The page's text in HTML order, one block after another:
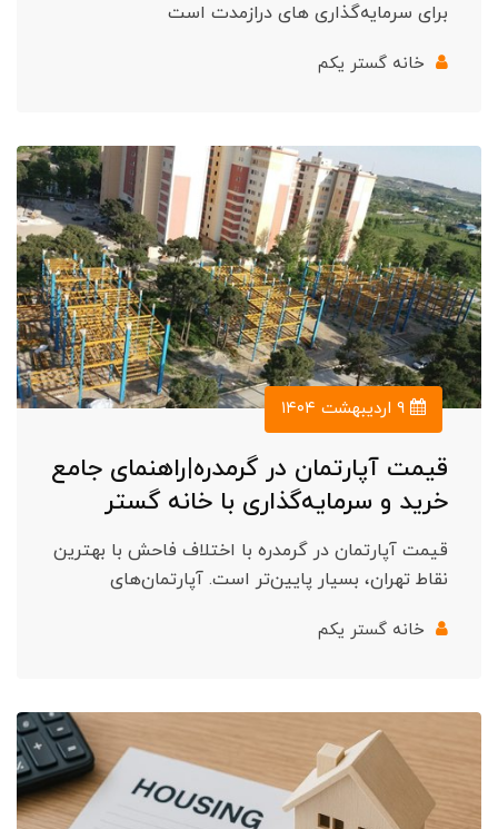
برای سرمایه‌گذاری های درازمدت است
خانه گستر یکم
قیمت آپارتمان در گرمدره|راهنمای جامع
خرید و سرمایه‌گذاری با خانه گستر
قیمت آپارتمان در گرمدره با اختلاف فاحش با بهترین
نقاط تهران، بسیار پایین‌تر است. آپارتمان‌های
خانه گستر یکم